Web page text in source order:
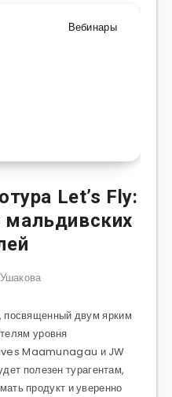
Вебинары
Let’s Fly:
мальдивских
посвященный двум ярким
уровня
Maamunagau и JW
полезен турагентам,
продукт и уверенно